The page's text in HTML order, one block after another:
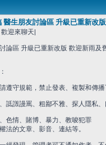
醫生朋友討論區 升級已重新改
迎來聊天|
論區 升級已重新改版 歡迎新雨及
遵守規範，禁止發表、複製和傳播
詆譭謾罵、粗鄙不雅、探人隱私
色情、賭博、暴力、教唆犯罪
法的文章、影音、連結等。